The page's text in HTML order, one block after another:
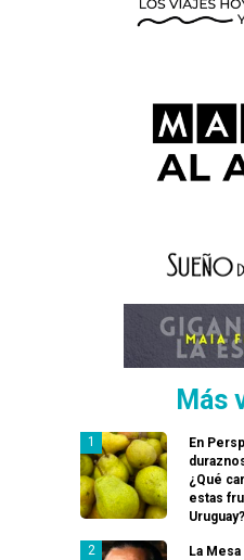
Más
En
¿Qué
estas
Uruguay?
La